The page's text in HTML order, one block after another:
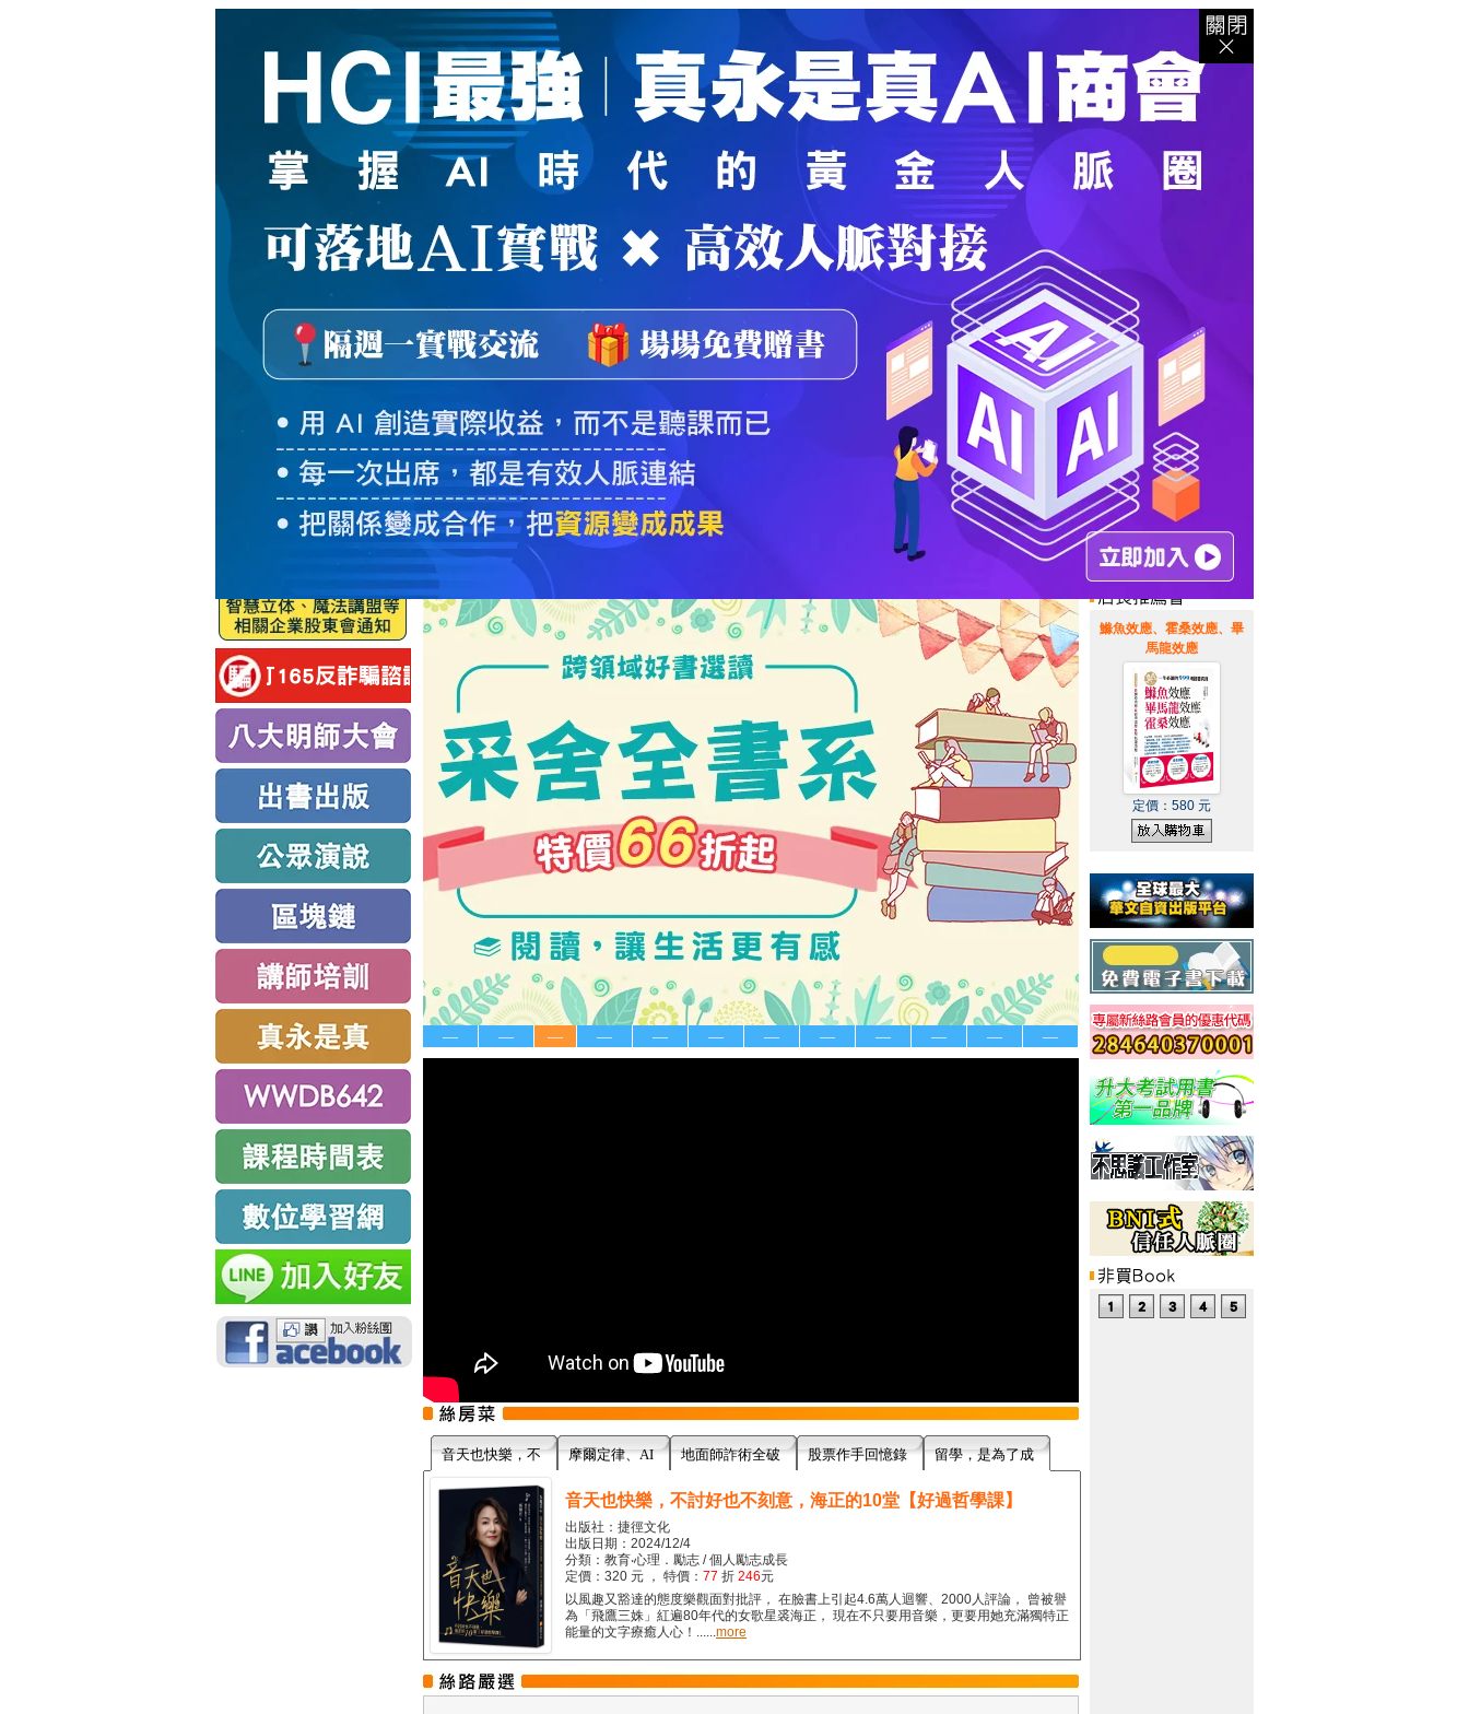
登入｜註冊｜會員中心 結帳
魔法弟子｜自資出版｜電子書 ｜客服中心｜ 智慧型立体會員
國際級品牌課程|優惠通知|霹靂英雄音樂精選|
— — — — — — — — — — — —
音天也快樂，不 摩爾定律、AI 地面師詐術全破 股票作手回憶錄 留學，是為了成
音天也快樂，不討好也不刻意，海正的10堂【好過哲學課】
出版社：捷徑文化
出版日期：2024/12/4
分類：教育‧心理．勵志 / 個人勵志成長
定價：320 元 ， 特價： 77 折 246元
以風趣又豁達的態度樂觀面對批評， 在臉書上引起4.6萬人迴響、2000人評論， 曾被譽
為「飛鷹三姝」紅遍80年代的女歌星裘海正， 現在不只要用音樂，更要用她充滿獨特正
能量的文字療癒人心！......more
鰷魚效應、霍桑效應、畢
馬龍效應
定價： 580 元